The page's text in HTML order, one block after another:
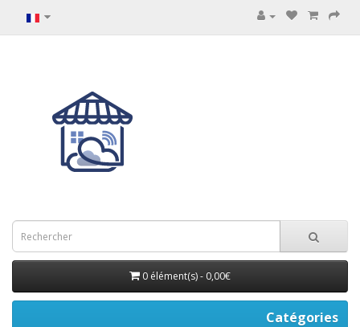
0 élément(s) - 0,00€
Catégories